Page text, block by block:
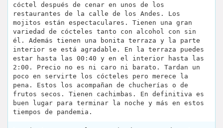
cóctel después de cenar en unos de los
restaurantes de la calle de los Andes. Los
mojitos están espectaculares. Tienen una gran
variedad de cócteles tanto con alcohol con sin
él. Además tienen una bonita terraza y la parte
interior se está agradable. En la terraza puedes
estar hasta las 00:40 y en el interior hasta las
2:00. Precio no es ni caro ni barato. Tardan un
poco en servirte los cócteles pero merece la
pena. Estos los acompañan de chucherías o de
frutos secos. Tienen cachimbas. En definitiva es
buen lugar para terminar la noche y más en estos
tiempos de pandemia.